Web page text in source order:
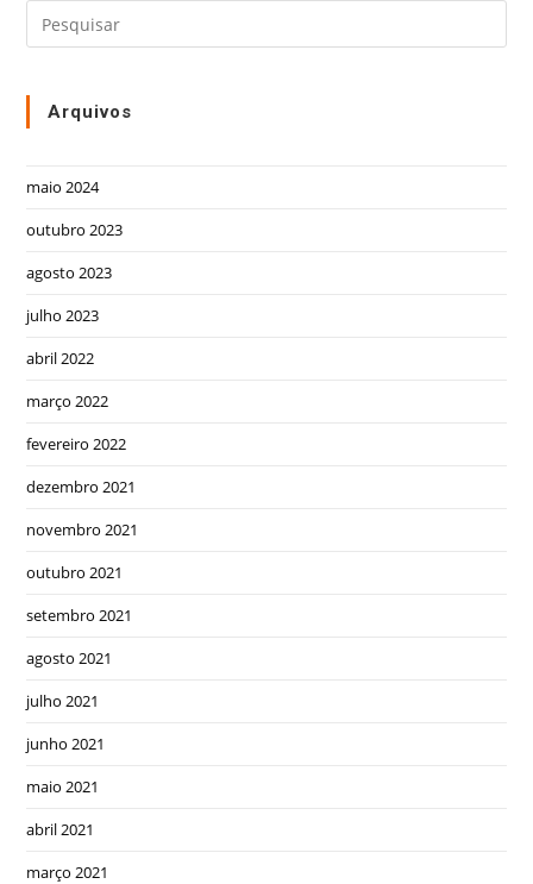
Arquivos
maio 2024
outubro 2023
agosto 2023
julho 2023
abril 2022
março 2022
fevereiro 2022
dezembro 2021
novembro 2021
outubro 2021
setembro 2021
agosto 2021
julho 2021
junho 2021
maio 2021
abril 2021
março 2021